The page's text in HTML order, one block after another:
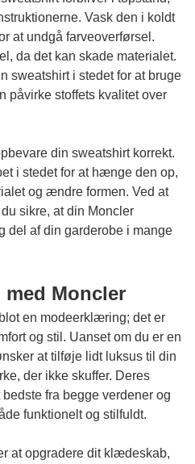
Vask den i koldt
at undgå farveoverførsel.
da det kan skade materialet.
sweatshirt i stedet for at bruge
påvirke stoffets kvalitet over
din sweatshirt korrekt.
i stedet for at hænge den op,
og ændre formen. Ved at
sikre, at din Moncler
del af din garderobe i mange
Moncler
en modeerklæring; det er
og stil. Uanset om du er en
at tilføje lidt luksus til din
der ikke skuffer. Deres
fra begge verdener og
funktionelt og stilfuldt.
at opgradere dit klædeskab,